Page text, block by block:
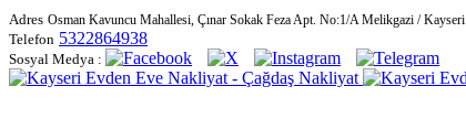
Adres Osman Kavuncu Mahallesi, Çınar Sokak Feza Apt. No:1/A Melikgazi / Kayseri
Telefon 5322864938
Sosyal Medya :